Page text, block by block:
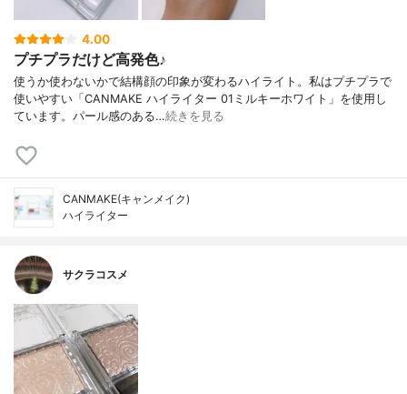
4.00
プチプラだけど高発色♪
使うか使わないかで結構顔の印象が変わるハイライト。私はプチプラで
使いやすい「CANMAKE ハイライター 01ミルキーホワイト」を使用し
ています。パール感のある…続きを見る
CANMAKE(キャンメイク)
ハイライター
サクラコスメ